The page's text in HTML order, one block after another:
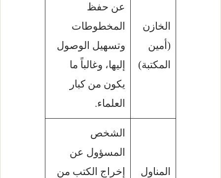
الخازن
(أمين
المكتبة)
عن حفظ
المخطوطات
وتسهيل الوصول
إليها، وغالباً ما
يكون من كبار
العلماء.
المناول
الشخص
المسؤول عن
إخراج الكتب من